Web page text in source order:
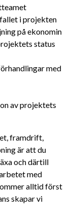
i projekten
på ekonomin
status
med
av projektets
framdrift,
är att du
och därtill
med
alltid först
skapar vi